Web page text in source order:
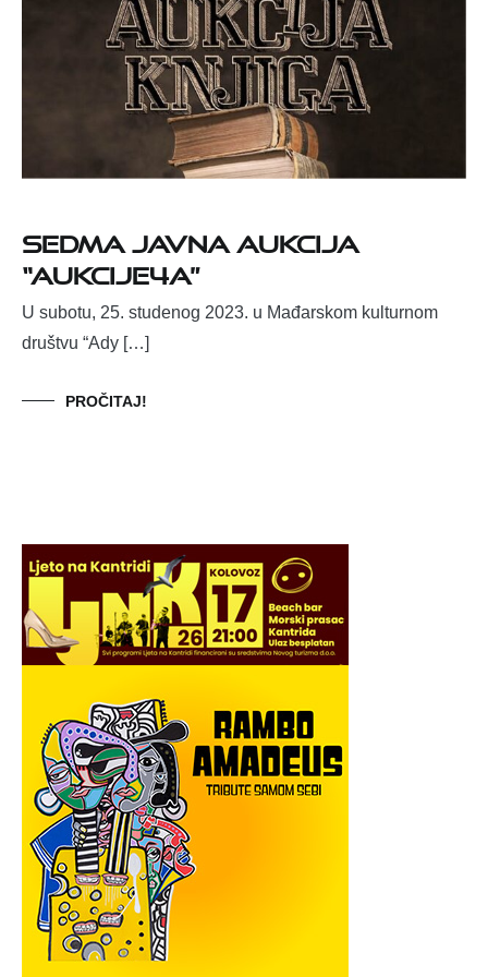
SEDMA JAVNA AUKCIJA
“aukcije4a”
U subotu, 25. studenog 2023. u Mađarskom kulturnom
društvu “Ady […]
PROČITAJ!